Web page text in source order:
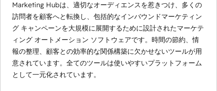
Marketing Hubは、適切なオーディエンスを惹きつけ、多くの
訪問者を顧客へと転換し、包括的なインバウンドマーケティン
グ キャンペーンを大規模に展開するために設計されたマーケテ
ィング オートメーション ソフトウェアです。時間の節約、情
報の整理、顧客との効率的な関係構築に欠かせないツールが用
意されています。全てのツールは使いやすいプラットフォーム
として一元化されています。